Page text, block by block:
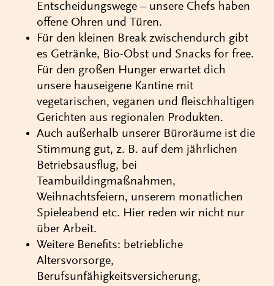
Entscheidungswege – unsere Chefs haben
offene Ohren und Türen.
Für den kleinen Break zwischendurch gibt
es Getränke, Bio-Obst und Snacks for free.
Für den großen Hunger erwartet dich
unsere hauseigene Kantine mit
vegetarischen, veganen und fleischhaltigen
Gerichten aus regionalen Produkten.
Auch außerhalb unserer Büroräume ist die
Stimmung gut, z. B. auf dem jährlichen
Betriebsausflug, bei
Teambuildingmaßnahmen,
Weihnachtsfeiern, unserem monatlichen
Spieleabend etc. Hier reden wir nicht nur
über Arbeit.
Weitere Benefits: betriebliche
Altersvorsorge,
Berufsunfähigkeitsversicherung,